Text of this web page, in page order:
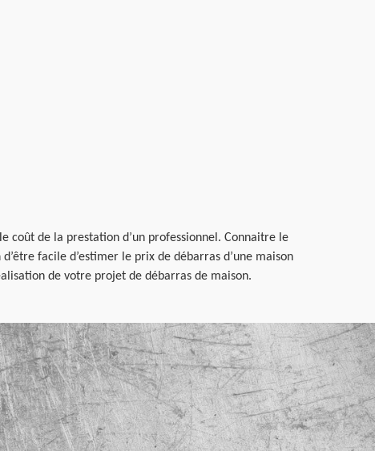
de la prestation d’un professionnel. Connaitre le
facile d’estimer le prix de débarras d’une maison
de votre projet de débarras de maison.